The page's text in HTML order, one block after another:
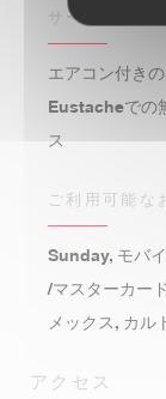
サービス
エアコン付き
Eustacheでの
ス
ご利用可能な
Sunday, モバ
/マスターカー
メックス, カル
アクセス